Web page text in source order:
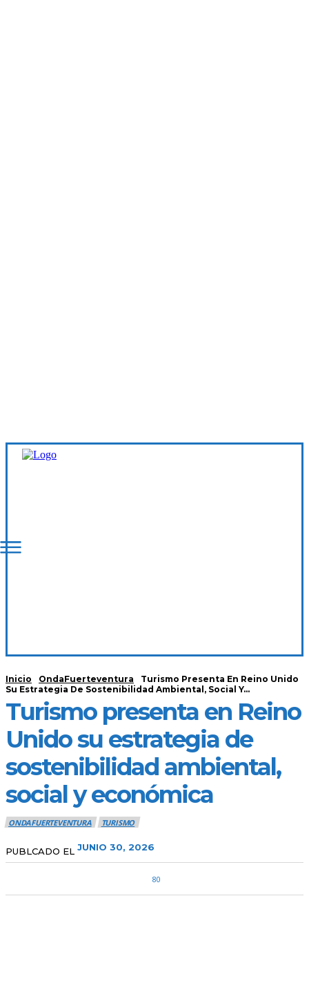
Inicio OndaFuerteventura
Turismo Presenta En Reino Unido
Su Estrategia De Sostenibilidad Ambiental, Social Y...
Turismo presenta en Reino
Unido su estrategia de
sostenibilidad ambiental,
social y económica
ONDAFUERTEVENTURA TURISMO
PUBLCADO EL JUNIO 30, 2026
80